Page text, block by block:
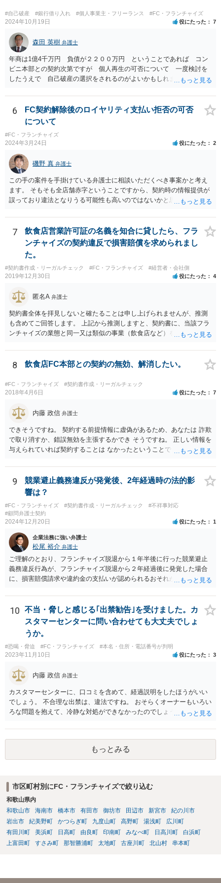
#自己破産 #銀行借り入れ #個人事業主・フリーランス #FC・フランチャイズ
2024年10月19日 役にたった 7
森田 英樹 弁護士
年商は1億4千万円 負債が２２００万円 ということであれば コン
ビニ本部との契約次第ですが 個人再生の可否について 一度検討を
したうえで 自己破産の選択をされるのがよいかもしれません。 ネッ
ば 対応が可能な案件だと存じます。 早急に 弁護士に相談されるの
が良いケースです。
6
FC契約解除後のロイヤリティ支払い拒否の可否
について
#FC・フランチャイズ
2024年3月24日 役にたった 2
磯野 真 弁護士
この手の案件を手掛けている弁護士に相談いただくべき事案かと考え
ます。 そもそも全店舗赤字ということですから、契約時の情報提供が
誤っており違法となりうる可能性も高いのではないかと思われます。
らから本部に対して請求をしていくことも検討すべきかと考えます。
7
飲食店営業許可証の名義を知合に貸したら、フラ
ンチャイズの契約違反で損害賠償を求められまし
た。
#契約書作成・リーガルチェック #FC・フランチャイズ #経営者・会社側
2019年12月30日 役にたった 4
匿名A 弁護士
契約書全体を拝見しないと確たることは申し上げられませんが、推測
も含めてご回答します。 上記から推測しますと、契約書に、当該フラ
ンチャイズの業態と同一又は類似の事業（飲食店など）を行ってはな
その条項には、単に行ってはならない、とだけ書いてある場合もあれ
ば、「自ら又は他人と共同で」行ってはならない、「他人に行わせる
おり店の名義人になっているとすれば、知人と共同で、あるいは知人
に行わせて、同一・類似の事業を行っている場合として、契約上の義
合、運営方法や納税負担・収益分配などは、共同経営者内部の取り決
金額にもよりますが、支払を拒絶した場合、契約の解除に繋がる可能
性もありますので、支払や本部との交渉で話し合いがつかない場合
は、契約書持参で弁護士に相談・交渉等の依頼を検討されてもよいと
8 飲食店FC本部との契約の無効、解消したい。
#FC・フランチャイズ #契約書作成・リーガルチェック
2018年4月6日 役にたった 7
内藤 政信 弁護士
できそうですね。 契約する前提情報に虚偽があるため、あなたは 詐欺
で取り消すか、錯誤無効を主張するかでき そうですね。 正しい情報を
与えられていれば契約することは なかったということでしょう。 嘘を
ね。
9
競業避止義務違反が発覚後、2年経過時の法的影
響は？
#FC・フランチャイズ #契約書作成・リーガルチェック
#不祥事対応
#顧問弁護士契約
2024年12月20日 役にたった 1
企業法務に強い弁護士
松尾 裕介 弁護士
ご理解のとおり、フランチャイズ脱退から１年半後に行った競業避止
義務違反行為が、フランチャイズ脱退から２年経過後に発覚した場合
に、損害賠償請求や違約金の支払いが認められるおそれがあると考え
10
不当・脅しと感じる｢出禁勧告｣を受けました。カ
スタマーセンターに問い合わせても大丈夫でしょ
うか。
#恐喝・脅迫 #FC・フランチャイズ #本名・住所・電話番号が判明
2023年11月10日 役にたった 3
内藤 政信 弁護士
カスタマーセンターに、口コミを含めて、経過説明をしたほうがいい
でしょう。 不合理な出禁は、違法ですね。 おそらくオーナーもいろい
ろな問題を抱えて、冷静な対処ができなかったのでしょう。
もっとみる
市区町村別にFC・フランチャイズで絞り込む
和歌山県内
和歌山市
海南市 橋本市 有田市 御坊市 田辺市 新宮市
紀の川市
岩出市
紀美野町 かつらぎ町 九度山町 高野町 湯浅町
広川町
有田川町
美浜町 日高町 由良町 印南町 みなべ町 日高川町
白浜町
上富田町
すさみ町 那智勝浦町 太地町 古座川町 北山村 串本町